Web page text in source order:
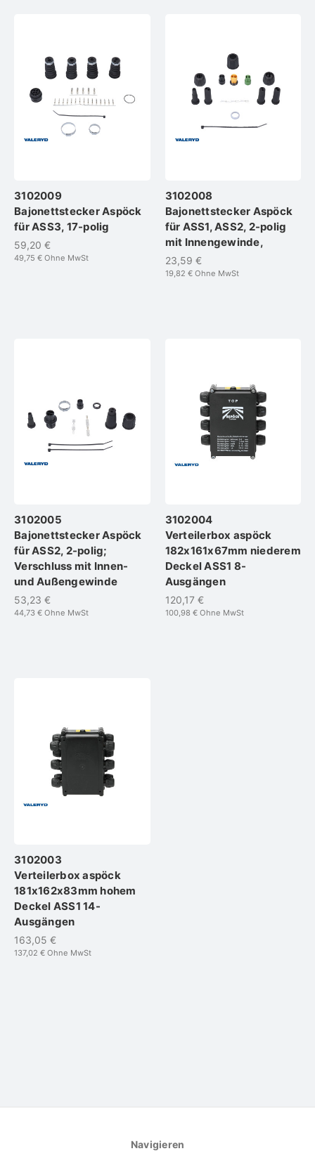
3102009
Bajonettstecker Aspöck
für ASS3, 17-polig
59,20 €
49,75 € Ohne MwSt
3102008
Bajonettstecker Aspöck
für ASS1, ASS2, 2-polig
mit Innengewinde,
23,59 €
19,82 €Ohne MwSt
3102005
Bajonettstecker Aspöck
für ASS2, 2-polig;
Verschluss mit Innen-
und Außengewinde
53,23 €
44,73 € Ohne MwSt
3102004
Verteilerbox aspöck
182x161x67mm niederem
Deckel ASS1 8-
Ausgängen
120,17 €
100,98 €Ohne MwSt
3102003
Verteilerbox aspöck
181x162x83mm hohem
Deckel ASS1 14-
Ausgängen
163,05 €
137,02 € Ohne MwSt
Navigieren